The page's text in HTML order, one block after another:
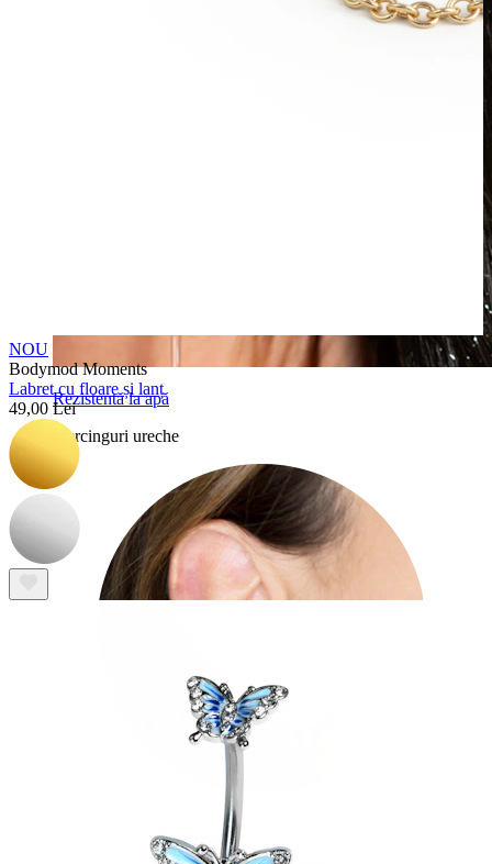
Rezistentă la apă
Piercinguri ureche
NOU
Bodymod Moments
Labret cu floare și lanț
49,00 Lei